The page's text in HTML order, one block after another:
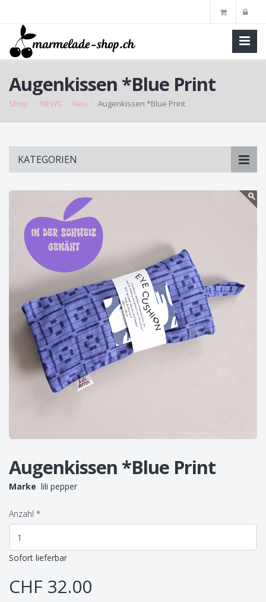
Augenkissen *Blue Print
Shop NEWS Neu Augenkissen *Blue Print
content
KATEGORIEN
Augenkissen *Blue Print
Marke lili pepper
Anzahl *
Sofort lieferbar
CHF 32.00